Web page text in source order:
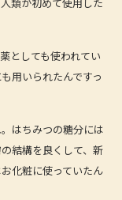
類が初めて使用した
としても使われてい
用いられたんですっ
はちみつの糖分には
結構を良くして、新
化粧に使っていたん